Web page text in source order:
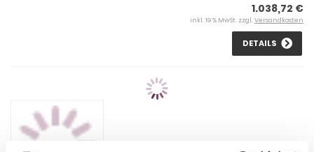
1.038,72 €
inkl. 19 % MwSt. zzgl. Versandkosten
DETAILS